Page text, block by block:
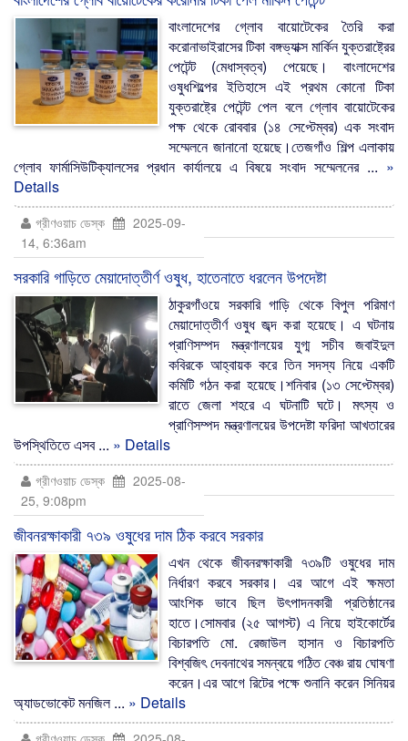
বাংলাদেশের গ্লোব বায়োটেকের তৈরি করা
করোনাভাইরাসের টিকা বঙ্গভ্যাক্স মার্কিন যুক্তরাষ্ট্রের
পেটেন্ট (মেধাস্বত্ব) পেয়েছে। বাংলাদেশের
ওষুধশিল্পের ইতিহাসে এই প্রথম কোনো টিকা
যুক্তরাষ্ট্রে পেটেন্ট পেল বলে গ্লোব বায়োটেকের
পক্ষ থেকে রোববার (১৪ সেপ্টেম্বর) এক সংবাদ
সম্মেলনে জানানো হয়েছে।তেজগাঁও শিল্প এলাকায়
গ্লোব ফার্মাসিউটিক্যালসের প্রধান কার্যালয়ে এ বিষয়ে সংবাদ সম্মেলনের ... »
Details
গ্রীণওয়াচ ডেস্ক
2025-09-
14, 6:36am
সরকারি গাড়িতে মেয়াদোত্তীর্ণ ওষুধ, হাতেনাতে ধরলেন উপদেষ্টা
ঠাকুরগাঁওয়ে সরকারি গাড়ি থেকে বিপুল পরিমাণ
মেয়াদোত্তীর্ণ ওষুধ জব্দ করা হয়েছে। এ ঘটনায়
প্রাণিসম্পদ মন্ত্রণালয়ের যুগ্ম সচীব জবাইদুল
কবিরকে আহ্বায়ক করে তিন সদস্য নিয়ে একটি
কমিটি গঠন করা হয়েছে।শনিবার (১৩ সেপ্টেম্বর)
রাতে জেলা শহরে এ ঘটনাটি ঘটে। মৎস্য ও
প্রাণিসম্পদ মন্ত্রণালয়ের উপদেষ্টা ফরিদা আখতারের
উপস্থিতিতে এসব ... » Details
গ্রীণওয়াচ ডেস্ক
2025-08-
25, 9:08pm
জীবনরক্ষাকারী ৭৩৯ ওষুধের দাম ঠিক করবে সরকার
এখন থেকে জীবনরক্ষাকারী ৭৩৯টি ওষুধের দাম
নির্ধারণ করবে সরকার। এর আগে এই ক্ষমতা
আংশিক ভাবে ছিল উৎপাদনকারী প্রতিষ্ঠানের
হাতে।সোমবার (২৫ আগস্ট) এ নিয়ে হাইকোর্টের
বিচারপতি মো. রেজাউল হাসান ও বিচারপতি
বিশ্বজিৎ দেবনাথের সমন্বয়ে গঠিত বেঞ্চ রায় ঘোষণা
করেন।এর আগে রিটের পক্ষে শুনানি করেন সিনিয়র
অ্যাডভোকেট মনজিল ... » Details